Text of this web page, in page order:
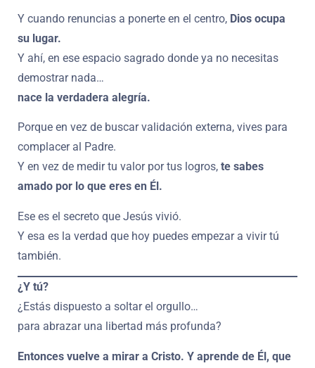
Y cuando renuncias a ponerte en el centro, Dios ocupa
su lugar.
Y ahí, en ese espacio sagrado donde ya no necesitas
demostrar nada…
nace la verdadera alegría.
Porque en vez de buscar validación externa, vives para
complacer al Padre.
Y en vez de medir tu valor por tus logros, te sabes
amado por lo que eres en Él.
Ese es el secreto que Jesús vivió.
Y esa es la verdad que hoy puedes empezar a vivir tú
también.
¿Y tú?
¿Estás dispuesto a soltar el orgullo…
para abrazar una libertad más profunda?
Entonces vuelve a mirar a Cristo. Y aprende de Él, que